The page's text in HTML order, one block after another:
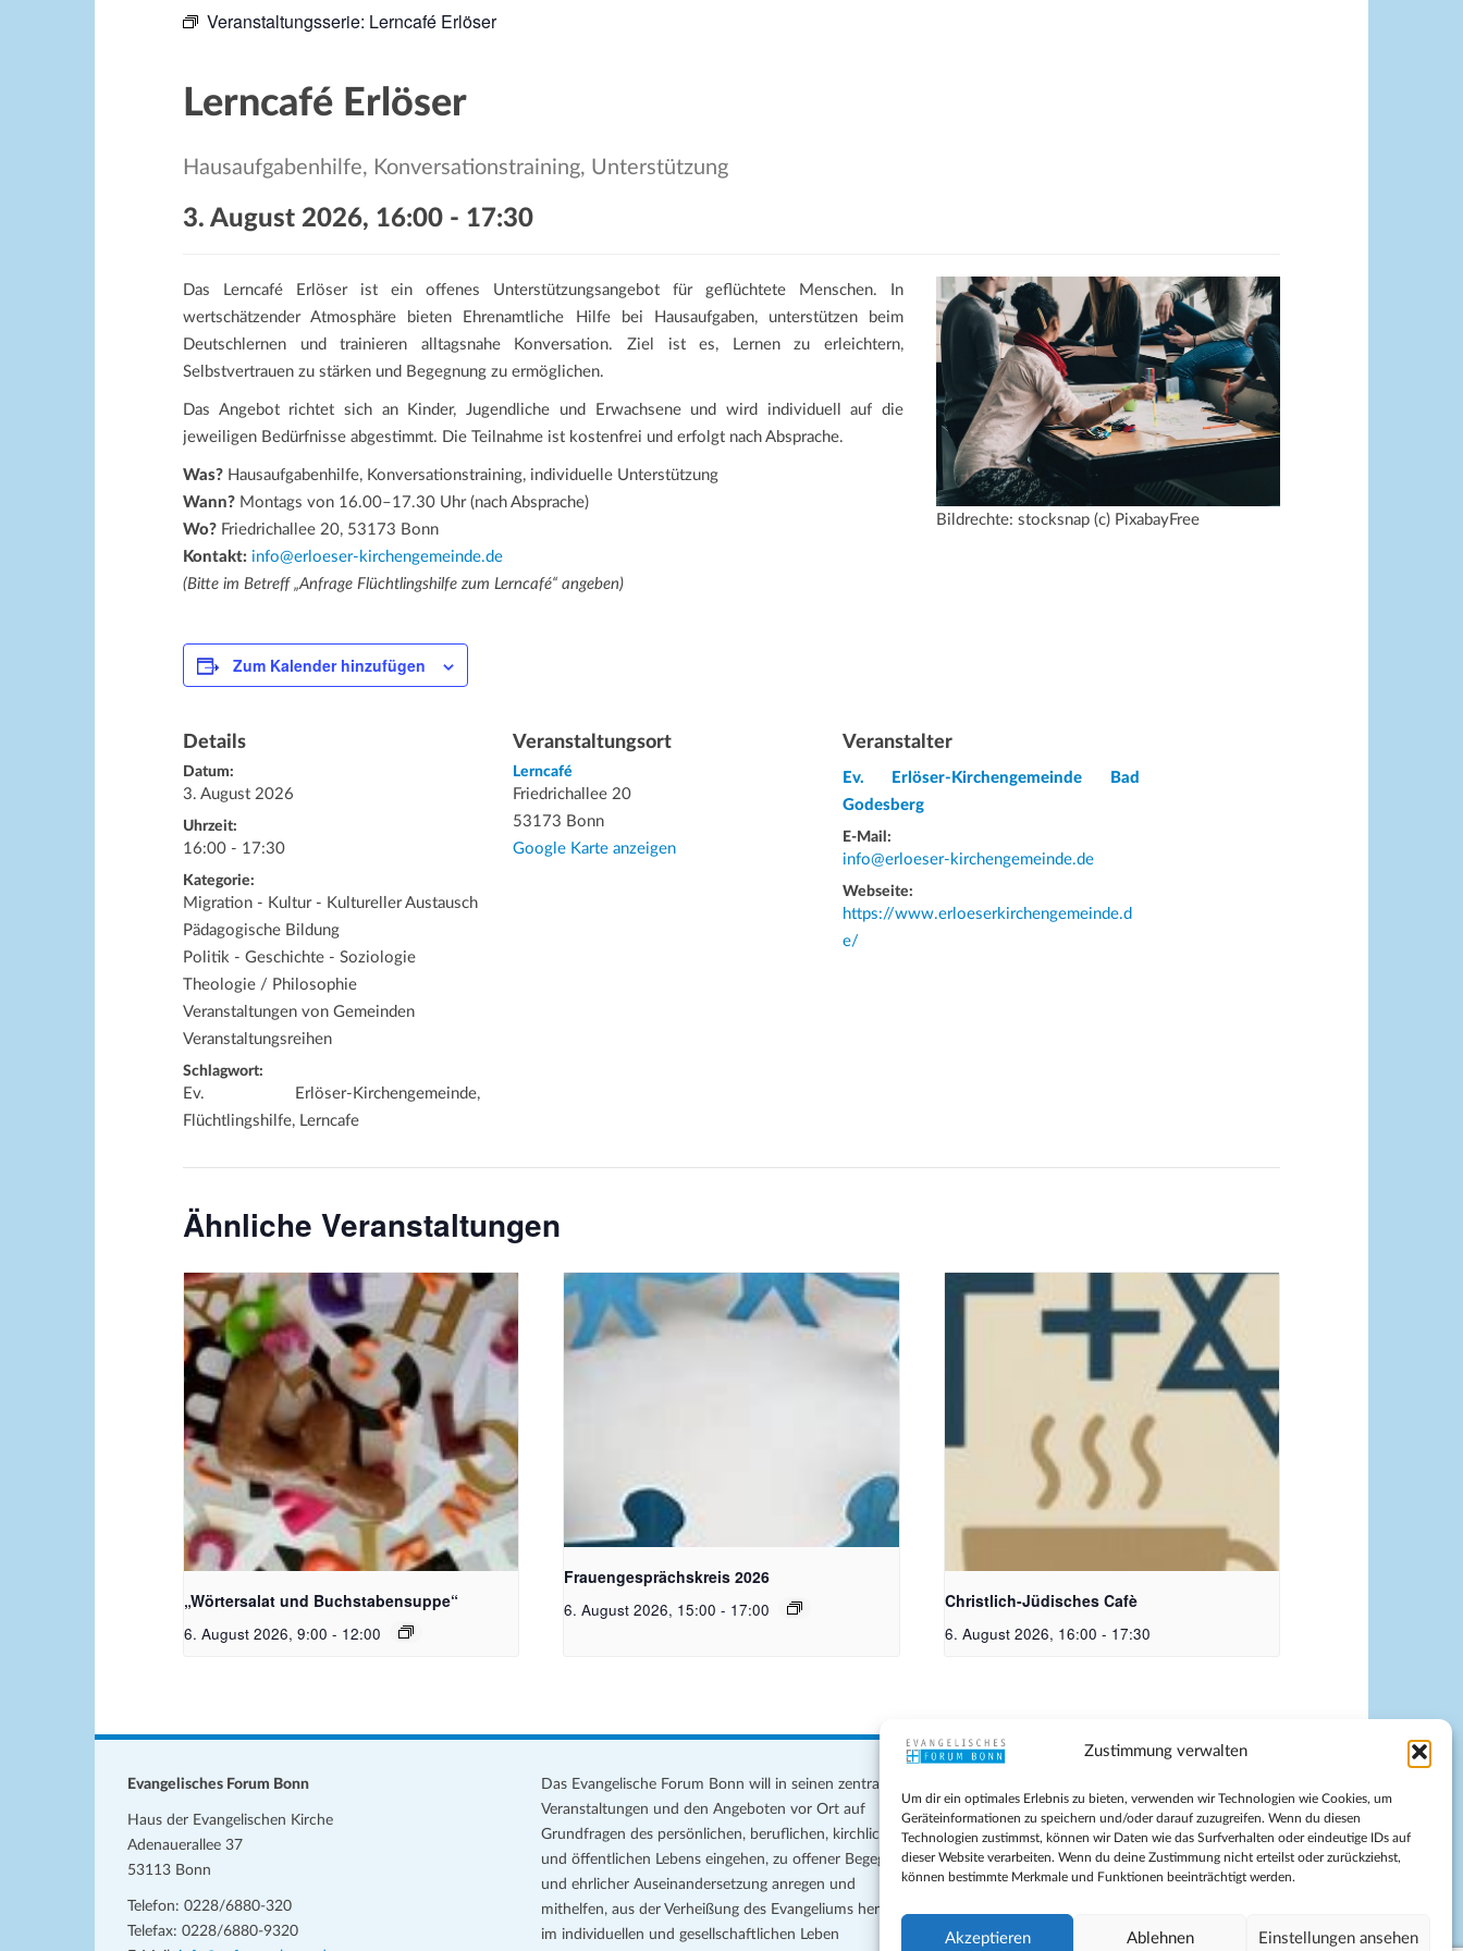
Zustimmung verwalten
Um dir ein optimales Erlebnis zu bieten, verwenden wir Technologien wie Cookies, um
Geräteinformationen zu speichern und/oder darauf zuzugreifen. Wenn du diesen
Technologien zustimmst, können wir Daten wie das Surfverhalten oder eindeutige IDs auf
dieser Website verarbeiten. Wenn du deine Zustimmung nicht erteilst oder zurückziehst,
können bestimmte Merkmale und Funktionen beeinträchtigt werden.
Akzeptieren Ablehnen Einstellungen ansehen
Veranstaltungsserie: Lerncafé Erlöser
Lerncafé Erlöser
Hausaufgabenhilfe, Konversationstraining, Unterstützung
3. August 2026, 16:00 - 17:30
Das Lerncafé Erlöser ist ein offenes Unterstützungsangebot für geflüchtete Menschen. In
wertschätzender Atmosphäre bieten Ehrenamtliche Hilfe bei Hausaufgaben, unterstützen beim
Deutschlernen und trainieren alltagsnahe Konversation. Ziel ist es, Lernen zu erleichtern,
Selbstvertrauen zu stärken und Begegnung zu ermöglichen.
Das Angebot richtet sich an Kinder, Jugendliche und Erwachsene und wird individuell auf die
jeweiligen Bedürfnisse abgestimmt. Die Teilnahme ist kostenfrei und erfolgt nach Absprache.
Was? Hausaufgabenhilfe, Konversationstraining, individuelle Unterstützung
Wann? Montags von 16.00–17.30 Uhr (nach Absprache)
Wo? Friedrichallee 20, 53173 Bonn
Kontakt: info@erloeser-kirchengemeinde.de
(Bitte im Betreff „Anfrage Flüchtlingshilfe zum Lerncafé“ angeben)
Bildrechte: stocksnap (c) PixabayFree
Zum Kalender hinzufügen
Details
Datum:
3. August 2026
Uhrzeit:
16:00 - 17:30
Kategorie:
Migration - Kultur - Kultureller Austausch
Pädagogische Bildung
Politik - Geschichte - Soziologie
Theologie / Philosophie
Veranstaltungen von Gemeinden
Veranstaltungsreihen
Schlagwort:
Ev. Erlöser-Kirchengemeinde,
Flüchtlingshilfe, Lerncafe
Veranstaltungsort
Lerncafé
Friedrichallee 20
53173 Bonn
Google Karte anzeigen
Veranstalter
Ev. Erlöser-Kirchengemeinde Bad
Godesberg
E-Mail:
info@erloeser-kirchengemeinde.de
Webseite:
https://www.erloeserkirchengemeinde.d
e/
Ähnliche Veranstaltungen
Bildquelle_ Pixabay Free_Christoph
Meinersmann
„Wörtersalat und Buchstabensuppe“
6. August 2026, 9:00 - 12:00
Bildquelle Pixabay
Frauengesprächskreis 2026
6. August 2026, 15:00 - 17:00
Christlich-Jüdisches Cafe | Bildquelle: KI
Christlich-Jüdisches Cafè
6. August 2026, 16:00 - 17:30
Evangelisches Forum Bonn
Haus der Evangelischen Kirche
Adenauerallee 37
53113 Bonn
Telefon: 0228/6880-320
Telefax: 0228/6880-9320
Das Evangelische Forum Bonn will in seinen zentralen
Veranstaltungen und den Angeboten vor Ort auf
Grundfragen des persönlichen, beruflichen, kirchlichen
und öffentlichen Lebens eingehen, zu offener Begegnung
und ehrlicher Auseinandersetzung anregen und
mithelfen, aus der Verheißung des Evangeliums heraus
im individuellen und gesellschaftlichen Leben
Datenschutz
Teilnahmebedingungen
Evangelische Kirche in Bonn
Cookie-Richtlinie (EU)